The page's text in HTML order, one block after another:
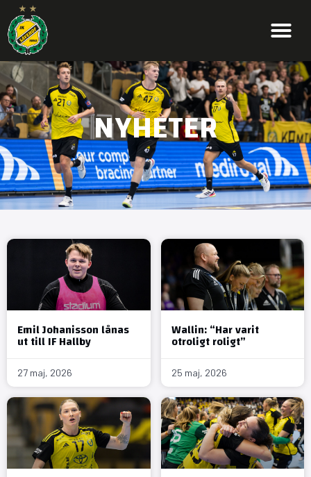
NYHETER
Emil Johanisson lånas
ut till IF Hallby
27 maj, 2026
Wallin: “Har varit
otroligt roligt”
25 maj, 2026